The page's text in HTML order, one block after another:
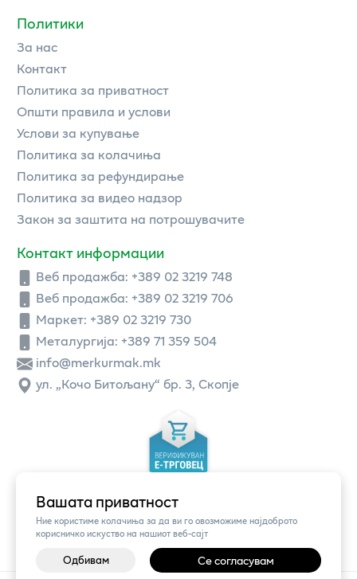
Вашата приватност
Ние користиме колачиња за да ви го овозможиме најдоброто
корисничко искуство на нашиот веб-сајт
Одбивам Се согласувам
Политики
За нас
Контакт
Политика за приватност
Општи правила и услови
Услови за купување
Политика за колачиња
Политика за рефундирање
Политика за видео надзор
Закон за заштита на потрошувачите
Контакт информации
Веб продажба: +389 02 3219 748
Веб продажба: +389 02 3219 706
Маркет: +389 02 3219 730
Металургија: +389 71 359 504
info@merkurmak.mk
ул. „Кочо Битољану“ бр. 3, Скопје